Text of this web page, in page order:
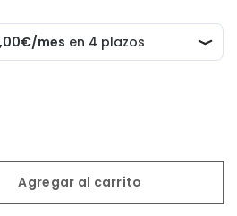
Agregar al carrito